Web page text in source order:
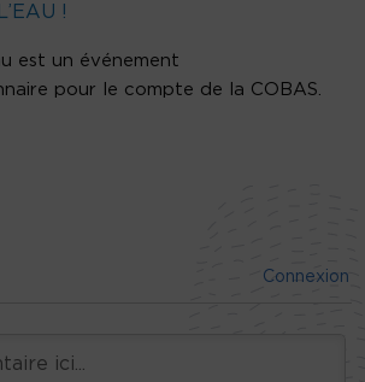
!
est un événement
pour le compte de la COBAS.
Connexion